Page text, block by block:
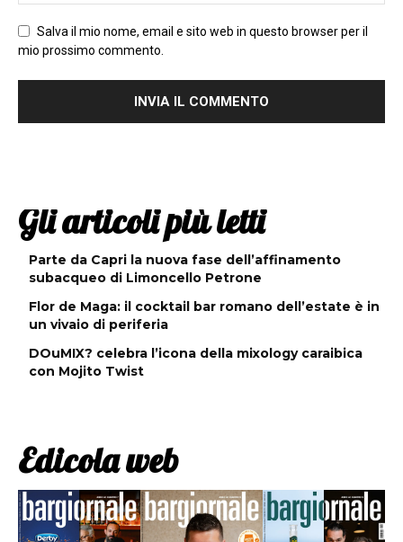
Salva il mio nome, email e sito web in questo browser per il
mio prossimo commento.
Gli articoli più letti
Parte da Capri la nuova fase dell’affinamento
subacqueo di Limoncello Petrone
Flor de Maga: il cocktail bar romano dell’estate è in
un vivaio di periferia
DOuMIX? celebra l’icona della mixology caraibica
con Mojito Twist
Edicola web